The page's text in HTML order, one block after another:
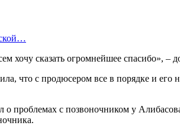
хочу сказать огромнейшее спасибо», –
что с продюсером все в порядке и
проблемах с позвоночником у